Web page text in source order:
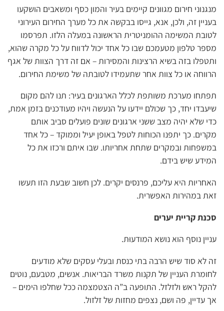
מנגנוני חירום מגוונים קיימים בעיר והמון כסף ומשאבים הושקעו
בעניין זה, ולכן, אנא, גייסו בבקשה את כל מערך החירום העירוני
לטובת המשימה ההומניטרית הראשונה במעלה הלזו. תפרסמו
מספר טלפון מטעמכם שבו כל אחד יכול לדווח על כל מקרה שהוא,
ותטפלו בזה בשיא הרצינות והמסירות – אם זה דרך הצוות של אגף
הרווחה או כל צוות אחר שתעמידו לטובתה של משימת החירום.
תפתחו מערכת משותפת לכלל הארגונים בעיר: תנו להם מקום
שיעבדו יחד, כך שכולם יידעו על הנעשה ויהיו מעודכנים בזמן אמת,
כדי שלא יהיה מצב ששני ארגונים שונים פועלים סביב אותם
מקרים. כך יתפנו הכוחות לטפל באופן יעיל וממוקד – כל אחד
במשפחות ובמקרים שתחת אחריותו. שבו איתם ורכזו את כל
המידע שיש בידם.
האחריות היא עליכם, פרנסים יקרים. לכן חשוב שבעת הזו תעשו
זאת במהירות האפשרית.
סכנת קריית יערים
עניין נוסף הוא נושא המודעוּת.
זה לא סוד שיש הרבה בתי כנסת ובעלי עסקים שלא מודעים
לחומרת העניין של תקנות משרד הבריאות. אנשים, מטבעם, נוטים
להקל ראש ולזלזל. התופעה ב”ה הצטמצמה ככל שחלפו הימים –
אך עדיין, פה ושם, נצפים מחזות של זלזול.